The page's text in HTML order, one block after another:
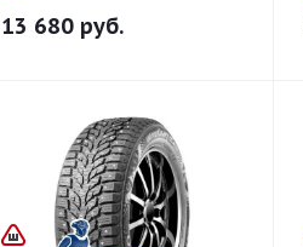
13 680 руб.